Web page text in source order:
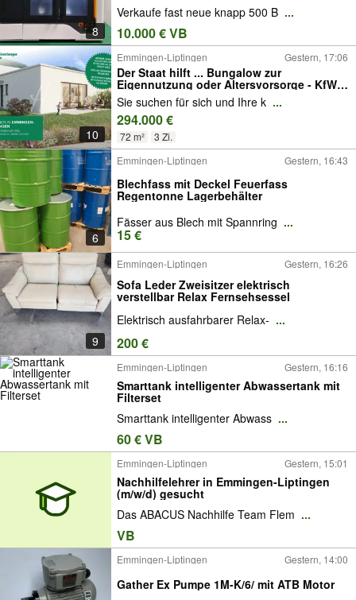
8
Verkaufe fast neue knapp 500 B ...
10.000 € VB
10
Emmingen-Liptingen Gestern, 17:06
Der Staat hilft ... Bungalow zur
Eigennutzung oder Altersvorsorge - KfW-
Kredite - hohe Steuereffekte
Sie suchen für sich und Ihre k ...
294.000 €
72 m² 3 Zi.
6
Emmingen-Liptingen Gestern, 16:43
Blechfass mit Deckel Feuerfass
Regentonne Lagerbehälter
Fässer aus Blech mit Spannring ...
15 €
9
Emmingen-Liptingen Gestern, 16:26
Sofa Leder Zweisitzer elektrisch
verstellbar Relax Fernsehsessel
Elektrisch ausfahrbarer Relax- ...
200 €
Emmingen-Liptingen Gestern, 16:16
Smarttank intelligenter Abwassertank mit
Filterset
Smarttank intelligenter Abwass ...
60 € VB
Emmingen-Liptingen Gestern, 15:01
Nachhilfelehrer in Emmingen-Liptingen
(m/w/d) gesucht
Das ABACUS Nachhilfe Team Flem ...
VB
Emmingen-Liptingen Gestern, 14:00
Gather Ex Pumpe 1M-K/6/ mit ATB Motor